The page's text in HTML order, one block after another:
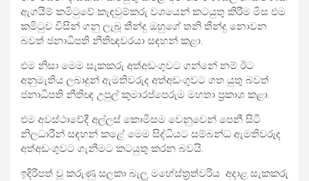
ඇගයීම් කමිටුවේ කැඳවුම්කරු වශයෙන් කටයුතු කිරීම මිස එම
කමිටුව විසින් ගනු ලැබූ තීන්දු ඔහුගේ තනි තීන්දු නොවන
බවත් ජනාධිපති නීතිඥවරයා සඳහන් කළා.
එම නිසා මෙම සැකකරු අත්අඩංගුවට ගන්නේ නම් ඊට
අනුමැතිය ලබාදුන් ඇමතිවරුද අත්අඩංගුවට ගත යුතු බවත්
ජනාධිපති නීතිඥ උපුල් කුමාරප්පෙරුම මහතා ප්‍රකාශ කළා.
එම අවස්ථාවේදී අල්ලස් කොමිසම වෙනුවෙන් පෙනී සිටි
නිලධාරීන් සඳහන් කළේ මෙම සිද්ධියට සම්බන්ධ ඇමතිවරුද
අත්අඩංගුවට ගැනීමට කටයුතු කරන බවයි.
ඉදිරිපත් වූ කරුණු සලකා බැලූ මහේස්ත්‍රත්වරිය අදාළ සැකකරු